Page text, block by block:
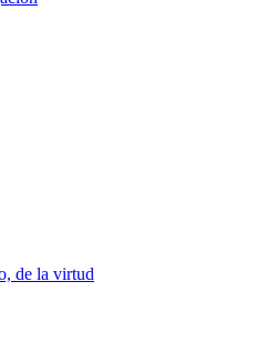
de la virtud